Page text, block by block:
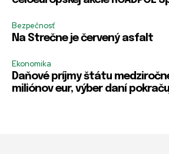
Bezpečnosť
Na Strečne je červený asfalt
Ekonomika
Daňové príjmy štátu
miliónov eur, výber daní